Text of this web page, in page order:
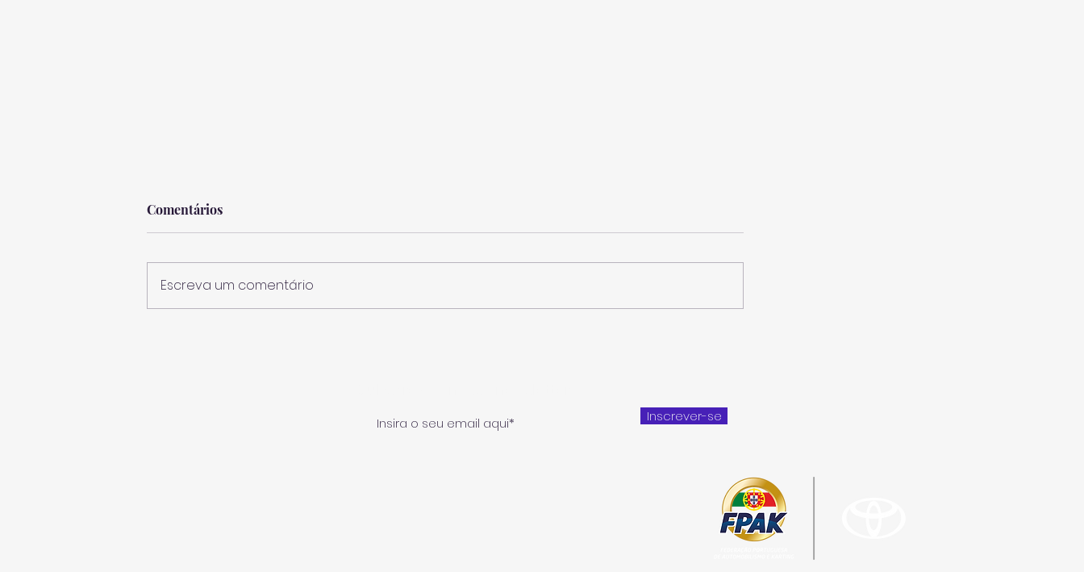
Comentários
Escreva um comentário
Inscrever-se